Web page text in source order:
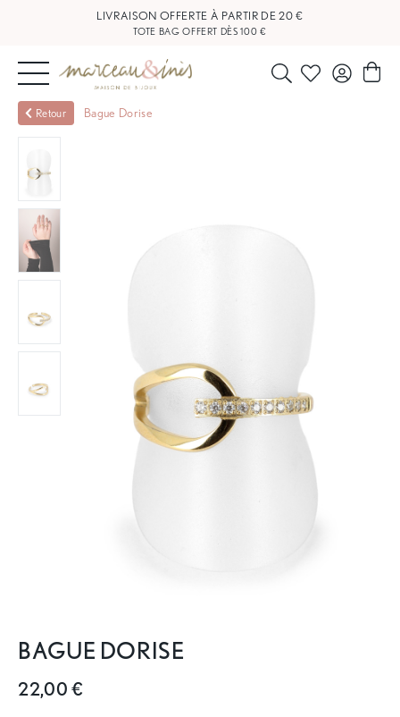
LIVRAISON OFFERTE À PARTIR DE 20 €
TOTE BAG OFFERT DÈS 100 €
NOUVEAUTÉS
OUTLET
BLOG
NOS
FAQ
Retour Bague Dorise
BAGUE DORISE
22,00 €